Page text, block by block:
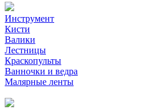
Инструмент
Кисти
Валики
Лестницы
Краскопульты
Ванночки и ведра
Малярные ленты